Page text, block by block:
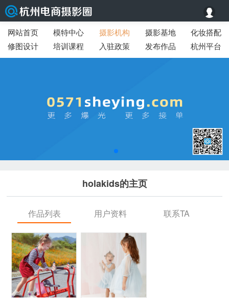
网站首页 模特中心 摄影机构 摄影基地
化妆搭配
修图设计
培训课程 入驻政策 发布作品 杭州平台
holakids的主页
作品列表 用户资料 联系TA